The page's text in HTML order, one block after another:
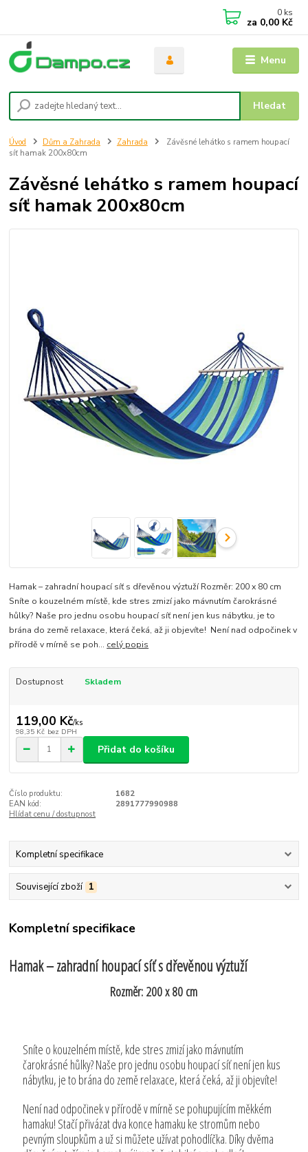
Menu
Hledat
0 ks
za 0,00 Kč
Úvod Dům a Zahrada Zahrada
Závěsné lehátko s ramem houpací
síť hamak 200x80cm
Závěsné lehátko s ramem houpací
síť hamak 200x80cm
Hamak – zahradní houpací síť s dřevěnou výztuží Rozměr: 200 x 80 cm
Sníte o kouzelném místě, kde stres zmizí jako mávnutím čarokrásné
hůlky? Naše pro jednu osobu houpací síť není jen kus nábytku, je to
brána do země relaxace, která čeká, až ji objevíte! Není nad odpočinek v
přírodě v mírně se poh... celý popis
Dostupnost Skladem
119,00 Kč/ks
98,35 Kč bez DPH
Přidat do košíku
Číslo produktu:
1682
EAN kód:
2891777990988
Hlídat cenu / dostupnost
Kompletní specifikace
Související zboží 1
Kompletní specifikace
Hamak – zahradní houpací síť s dřevěnou výztuží
Rozměr: 200 x 80 cm
Sníte o kouzelném místě, kde stres zmizí jako mávnutím
čarokrásné hůlky? Naše pro jednu osobu houpací síť není jen kus
nábytku, je to brána do země relaxace, která čeká, až ji objevíte!
Není nad odpočinek v přírodě v mírně se pohupujícím měkkém
hamaku! Stačí přivázat dva konce hamaku ke stromům nebo
pevným sloupkům a už si můžete užívat pohodlíčka. Díky dvěma